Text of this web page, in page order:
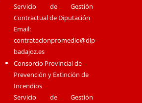
Servicio de Gestión
Contractual de Diputación
Email:
contratacionpromedio@dip-
badajoz.es
Consorcio Provincial de
Prevención y Extinción de
Incendios
Servicio de Gestión